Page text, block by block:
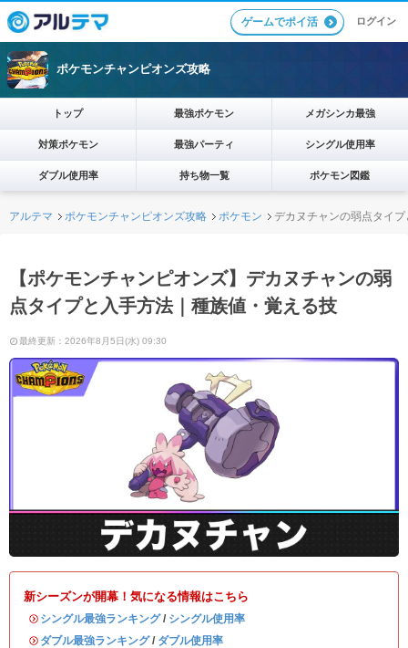
ゲームでポイ活 ログイン
ポケモンチャンピオンズ攻略
トップ 最強ポケモン メガシンカ最強
対策ポケモン 最強パーティ シングル使用率
ダブル使用率 持ち物一覧 ポケモン図鑑
アルテマ ポケモンチャンピオンズ攻略 ポケモン デカヌチャンの弱点タイ
【ポケモンチャンピオンズ】デカヌチャンの弱
点タイプと入手方法｜種族値・覚える技
最終更新：2026年8月5日(水) 09:30
新シーズンが開幕！気になる情報はこちら
・ シングル最強ランキング/ シングル使用率
・ ダブル最強ランキング/ ダブル使用率